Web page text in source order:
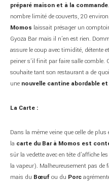
préparé maison et à la commande
nombre limité de couverts, 20
Momos laissait présager un
Gyoza Bar mais il n’en est rien.
assure le coup avec timidité, détente
peiner s’il finit par faire salle comble.
souhaite tant son restaurant a de
une nouvelle cantine abordable
La Carte :
Dans la même veine que celle de
la carte du Bar à Momos est
sûr la vedette avec en tête d’affiche
la vapeur). Malheureusement pas de
mais du Bœufou du Porc